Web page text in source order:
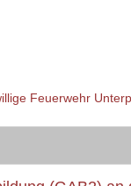
Feuerwehr